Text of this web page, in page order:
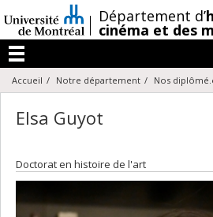
au
contenu
/Département d’
cinéma et des
Menu
Accueil Notre département Nos
Elsa Guyot
Doctorat en histoire de l'art